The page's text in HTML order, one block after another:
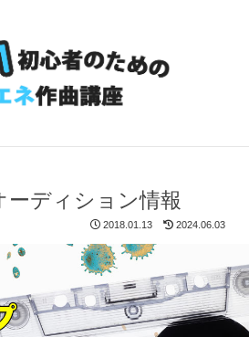
ーディション情報
2018.01.13 2024.06.03